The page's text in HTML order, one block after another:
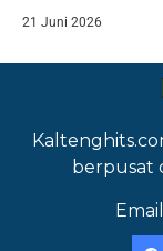
21 Juni 2026
berpusat